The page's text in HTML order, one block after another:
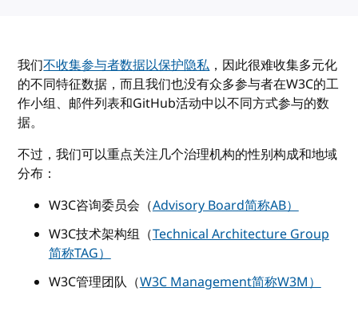
我们不收集参与者数据以保护隐私 ，因此很难收集多元化
的不同特征数据，而且我们也没有众多参与者在W3C的工
作小组、邮件列表和GitHub活动中以不同方式参与的数
据。
不过，我们可以重点关注几个治理机构的性别构成和地域
分布：
W3C咨询委员会（Advisory Board简称AB）
W3C技术架构组（Technical Architecture Group
简称TAG）
W3C管理团队（W3C Management简称W3M）